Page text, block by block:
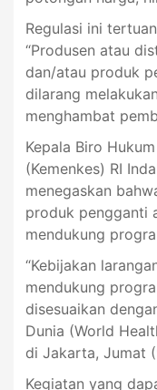
Regulasi ini
“Produsen atau
dan/atau produk
dilarang
menghambat
Kepala Biro
(Kemenkes) RI
menegaskan
produk pengganti
mendukung
“Kebijakan
mendukung
disesuaikan
Dunia (World
di Jakarta, Jumat
Kegiatan yang